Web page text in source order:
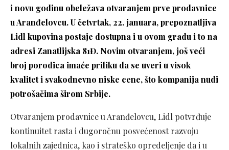
i novu godinu obeležava otvaranjem prve prodavnice
u Aranđelovcu. U četvrtak, 22. januara, prepoznatljiva
Lidl kupovina postaje dostupna i u ovom gradu i to na
adresi Zanatlijska 81Đ. Novim otvaranjem, još veći
broj porodica imaće priliku da se uveri u visok
kvalitet i svakodnevno niske cene, što kompanija nudi
potrošačima širom Srbije.
Otvaranjem prodavnice u Aranđelovcu, Lidl potvrđuje
kontinuitet rasta i dugoročnu posvećenost razvoju
lokalnih zajednica, kao i strateško opredeljenje da i u